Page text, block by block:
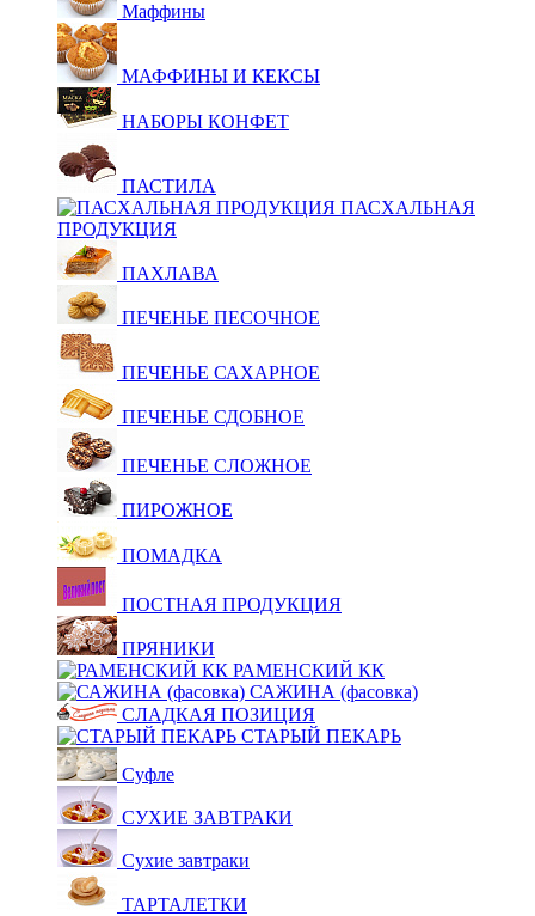
Маффины
МАФФИНЫ И КЕКСЫ
НАБОРЫ КОНФЕТ
ПАСТИЛА
ПАСХАЛЬНАЯ
ПРОДУКЦИЯ
ПАХЛАВА
ПЕЧЕНЬЕ ПЕСОЧНОЕ
ПЕЧЕНЬЕ САХАРНОЕ
ПЕЧЕНЬЕ СДОБНОЕ
ПЕЧЕНЬЕ СЛОЖНОЕ
ПИРОЖНОЕ
ПОМАДКА
ПОСТНАЯ ПРОДУКЦИЯ
ПРЯНИКИ
РАМЕНСКИЙ КК
САЖИНА (фасовка)
СЛАДКАЯ ПОЗИЦИЯ
СТАРЫЙ ПЕКАРЬ
Суфле
СУХИЕ ЗАВТРАКИ
Сухие завтраки
ТАРТАЛЕТКИ